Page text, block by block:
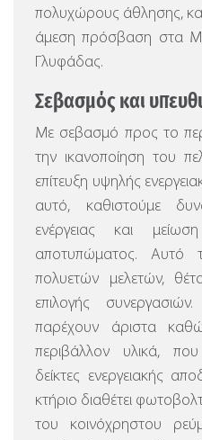
πολυχώρους άθλησης,
άμεση πρόσβαση στα
Γλυφάδας.
Σεβασμός και
Με σεβασμό προς το
την ικανοποίηση του
επίτευξη υψηλής
αυτό, καθιστούμε
ενέργειας και
αποτυπώματος. Αυτό
πολυετών μελετών,
επιλογής
παρέχουν άριστα
περιβάλλον υλικά,
δείκτες ενεργειακής
κτήριο διαθέτει
του κοινόχρηστου